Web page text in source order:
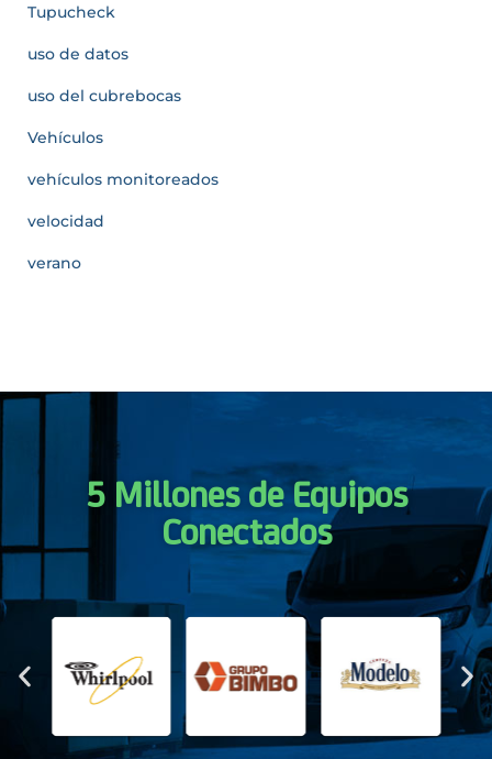
Tupucheck
uso de datos
uso del cubrebocas
Vehículos
vehículos monitoreados
velocidad
verano
5 Millones de Equipos
Conectados